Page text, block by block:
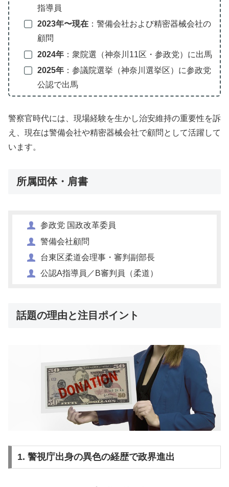
指導員
2023年〜現在：警備会社および精密器械会社の
顧問
2024年：衆院選（神奈川11区・参政党）に出馬
2025年：参議院選挙（神奈川選挙区）に参政党
公認で出馬
警察官時代には、現場経験を生かし治安維持の重要性を訴
え、現在は警備会社や精密器械会社で顧問として活躍して
います。
所属団体・肩書
参政党 国政改革委員
警備会社顧問
台東区柔道会理事・審判副部長
公認A指導員／B審判員（柔道）
話題の理由と注目ポイント
1. 警視庁出身の異色の経歴で政界進出